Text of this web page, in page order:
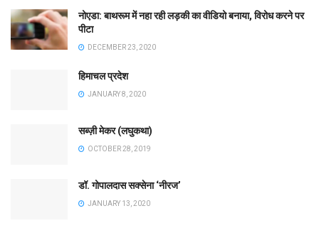
नोएडा: बाथरूम में नहा रही लड़की का वीडियो बनाया, विरोध करने पर
पीटा
DECEMBER 23, 2020
हिमाचल प्रदेश
JANUARY 8, 2020
सब्ज़ी मेकर (लघुकथा)
OCTOBER 28, 2019
डॉ. गोपालदास सक्सेना ‘नीरज’
JANUARY 13, 2020